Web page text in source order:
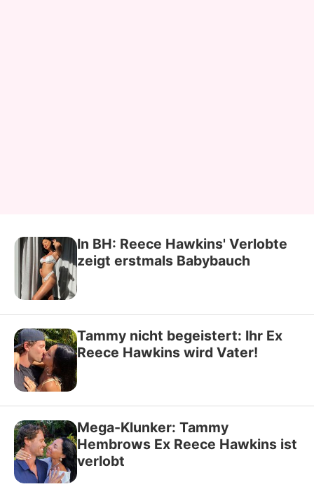
In BH: Reece Hawkins' Verlobte
zeigt erstmals Babybauch
Tammy nicht begeistert: Ihr Ex
Reece Hawkins wird Vater!
Mega-Klunker: Tammy
Hembrows Ex Reece Hawkins ist
verlobt